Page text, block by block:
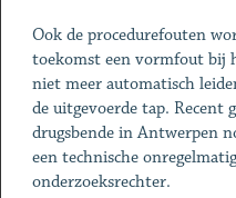
Ook de procedurefouten
toekomst een vormfout bij
niet meer automatisch
de uitgevoerde tap. Recent
drugsbende in Antwerpen
een technische
onderzoeksrechter.